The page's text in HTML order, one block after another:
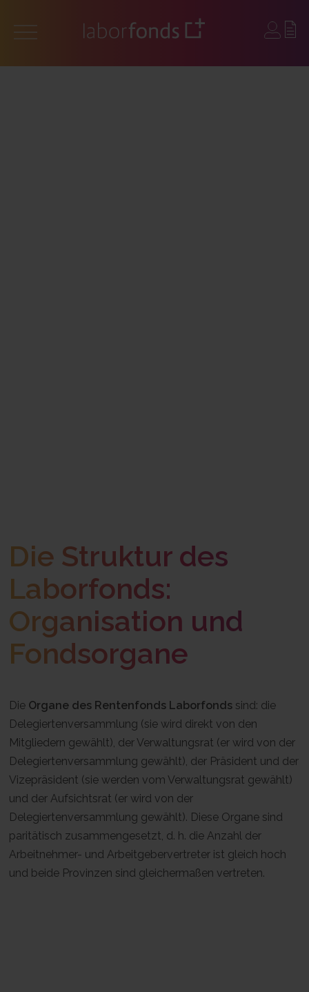
Die Struktur des
Laborfonds:
Organisation und
Fondsorgane
Die Organe des Rentenfonds Laborfonds sind: die
Delegiertenversammlung (sie wird direkt von den
Mitgliedern gewählt), der Verwaltungsrat (er wird von der
Delegiertenversammlung gewählt), der Präsident und der
Vizepräsident (sie werden vom Verwaltungsrat gewählt)
und der Aufsichtsrat (er wird von der
Delegiertenversammlung gewählt). Diese Organe sind
paritätisch zusammengesetzt, d. h. die Anzahl der
Arbeitnehmer- und Arbeitgebervertreter ist gleich hoch
und beide Provinzen sind gleichermaßen vertreten.